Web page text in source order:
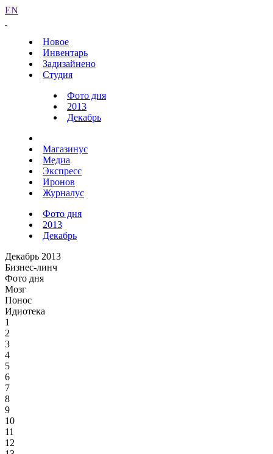
EN
Новое
Инвентарь
Задизайнено
Студия
Фото дня
2013
Декабрь
Магазинус
Медиа
Экспресс
Иронов
Журналус
Фото дня
2013
Декабрь
Декабрь 2013
Бизнес-линч
Фото дня
Мозг
Понос
Идиотека
1
2
3
4
5
6
7
8
9
10
11
12